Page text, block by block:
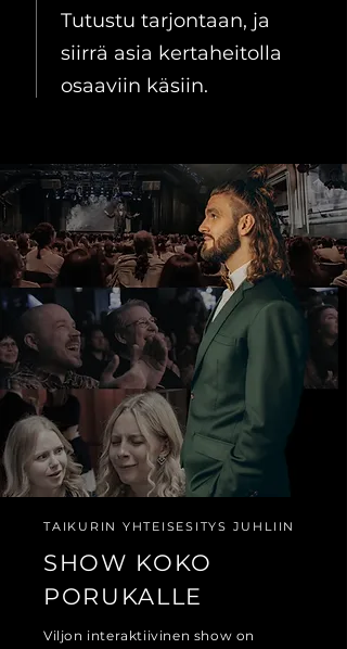
Tutustu tarjontaan, ja
siirrä asia kertaheitolla
osaaviin käsiin.
TAIKURIN YHTEISESITYS JUHLIIN
SHOW KOKO
PORUKALLE
Viljon interaktiivinen show on